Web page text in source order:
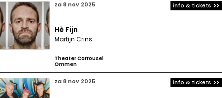
za 8 nov 2025
Hè Fijn
Martijn Crins
Theater Carrousel
Ommen
info & tickets
za 8 nov 2025 info & tickets